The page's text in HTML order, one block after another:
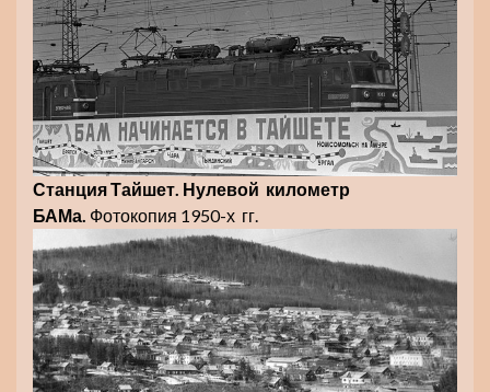
Станция Тайшет. Нулевой километр
БАМа. Фотокопия 1950-х гг.